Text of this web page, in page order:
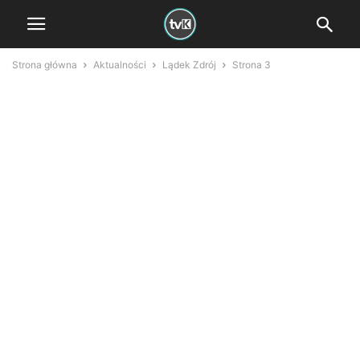
Strona główna Aktualności Lądek Zdrój Strona 3